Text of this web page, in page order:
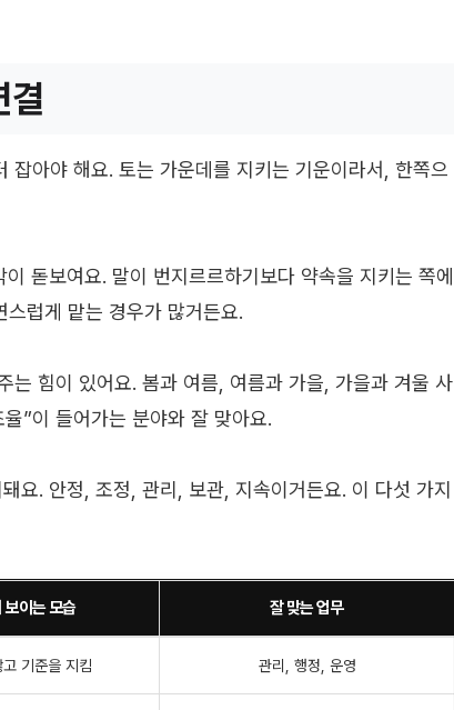
결
아야 해요. 토는 가운데를 지키는 기운이라서, 한쪽으
돋보여요. 말이 번지르르하기보다 약속을 지키는 쪽에
럽게 맡는 경우가 많거든요.
는 힘이 있어요. 봄과 여름, 여름과 가을, 가을과 겨울 사
”이 들어가는 분야와 잘 맞아요.
요. 안정, 조정, 관리, 보관, 지속이거든요. 이 다섯 가지
보이는 모습 잘 맞는 업무
기준을 지킴 관리, 행정, 운영